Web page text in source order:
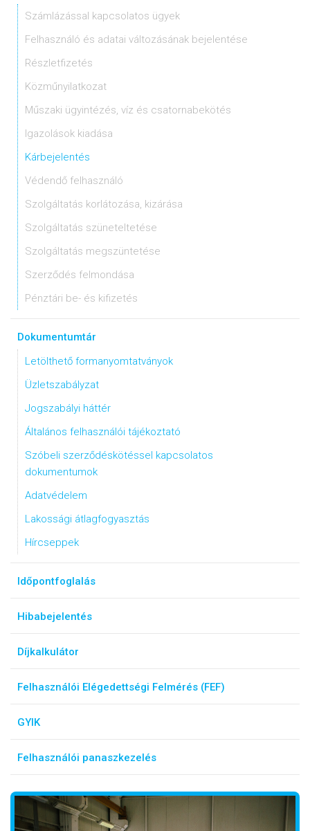
Számlázással kapcsolatos ügyek
Felhasználó és adatai változásának bejelentése
Részletfizetés
Közműnyilatkozat
Műszaki ügyintézés, víz és csatornabekötés
Igazolások kiadása
Kárbejelentés
Védendő felhasználó
Szolgáltatás korlátozása, kizárása
Szolgáltatás szüneteltetése
Szolgáltatás megszüntetése
Szerződés felmondása
Pénztári be- és kifizetés
Dokumentumtár
Letölthető formanyomtatványok
Üzletszabályzat
Jogszabályi háttér
Általános felhasználói tájékoztató
Szóbeli szerződéskötéssel kapcsolatos
dokumentumok
Adatvédelem
Lakossági átlagfogyasztás
Hírcseppek
Időpontfoglalás
Hibabejelentés
Díjkalkulátor
Felhasználói Elégedettségi Felmérés (FEF)
GYIK
Felhasználói panaszkezelés